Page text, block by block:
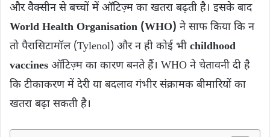
और वैक्सीन से बच्चों में ऑटिज़्म का खतरा बढ़ती है। इसके बाद
World Health Organisation (WHO) ने साफ किया कि न
तो पैरासिटामॉल (Tylenol) और न ही कोई भी childhood
vaccines ऑटिज़्म का कारण बनते हैं। WHO ने चेतावनी दी है
कि टीकाकरण में देरी या बदलाव गंभीर संक्रामक बीमारियों का
खतरा बढ़ा सकती है।